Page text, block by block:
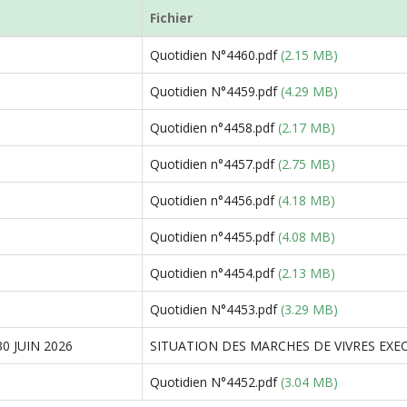
Fichier
Quotidien N°4460.pdf (2.15 MB)
Quotidien N°4459.pdf (4.29 MB)
Quotidien n°4458.pdf (2.17 MB)
Quotidien n°4457.pdf (2.75 MB)
Quotidien n°4456.pdf (4.18 MB)
Quotidien n°4455.pdf (4.08 MB)
Quotidien n°4454.pdf (2.13 MB)
Quotidien N°4453.pdf (3.29 MB)
JUIN 2026 SITUATION DES MARCHES DE VIVRES
Quotidien N°4452.pdf (3.04 MB)